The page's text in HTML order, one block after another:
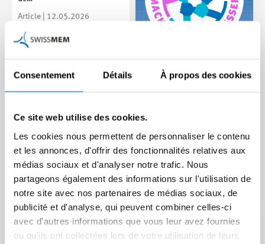
Consentement Détails À propos des cookies
Ce site web utilise des cookies.
Les cookies nous permettent de personnaliser le contenu
et les annonces, d'offrir des fonctionnalités relatives aux
médias sociaux et d'analyser notre trafic. Nous
partageons également des informations sur l'utilisation de
notre site avec nos partenaires de médias sociaux, de
publicité et d'analyse, qui peuvent combiner celles-ci
avec d'autres informations que vous leur avez fournies
ou qu'ils ont collectées lors de votre utilisation de leurs
Article | 12.05.2026
Nouvelle campagne sur
Dans sa nouvelle campagne,
Swissmem souligne
pourquoi le libre-échange est
important et contribue à…
Article | 28.04.2026
Convention PEM :
nouvelles règles
d’origine à partir de
2026
Depuis le début de l’année